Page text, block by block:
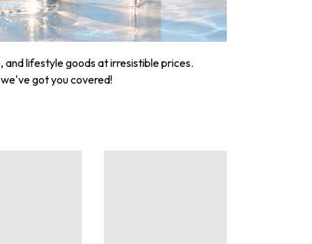
lifestyle goods at irresistible prices.
got you covered!